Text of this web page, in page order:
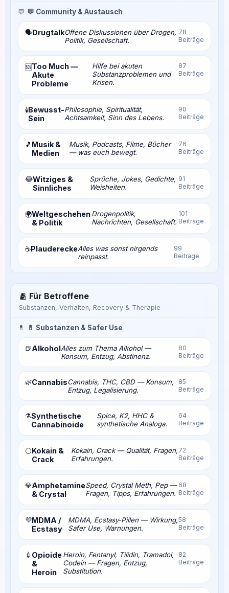
💬 💬 Community & Austausch
🗣️DrugtalkOffene Diskussionen über Drogen,
Politik, Gesellschaft.
78
Beiträge
🆘Too Much —
Akute
Probleme
Hilfe bei akuten
Substanzproblemen und
Krisen.
87
Beiträge
🕯️Bewusst-
Sein
Philosophie, Spiritualität,
Achtsamkeit, Sinn des Lebens.
90
Beiträge
🎵 Musik &
Medien
Musik, Podcasts, Filme, Bücher
— was euch bewegt.
76
Beiträge
😂Witziges &
Sinnliches
Sprüche, Jokes, Gedichte,
Weisheiten.
91
Beiträge
🌍Weltgeschehen
& Politik
Drogenpolitik,
Nachrichten, Gesellschaft.
101
Beiträge
☕PlaudereckeAlles was sonst nirgends
reinpasst.
99
Beiträge
🫂 Für Betroffene
Substanzen, Verhalten, Recovery & Therapie
💊 💊 Substanzen & Safer Use
🍺AlkoholAlles zum Thema Alkohol —
Konsum, Entzug, Abstinenz.
80
Beiträge
🌿CannabisCannabis, THC, CBD — Konsum,
Entzug, Legalisierung.
85
Beiträge
⚗️Synthetische
Cannabinoide
Spice, K2, HHC &
synthetische Analoga.
64
Beiträge
⚪Kokain &
Crack
Kokain, Crack — Qualität, Fragen,
Erfahrungen.
72
Beiträge
💎Amphetamine
& Crystal
Speed, Crystal Meth, Pep —
Fragen, Tipps, Erfahrungen.
68
Beiträge
💜MDMA /
Ecstasy
MDMA, Ecstasy-Pillen — Wirkung,
Safer Use, Warnungen.
58
Beiträge
💉 Opioide
&
Heroin
Heroin, Fentanyl, Tilidin, Tramadol,
Codein — Fragen, Entzug,
Substitution.
82
Beiträge